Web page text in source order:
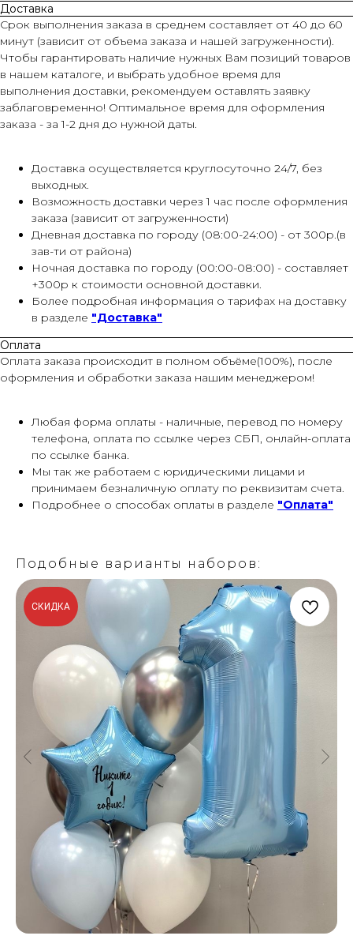
Доставка
Срок выполнения заказа в среднем составляет от 40 до 60
минут (зависит от объема заказа и нашей загруженности).
Чтобы гарантировать наличие нужных Вам позиций товаров
в нашем каталоге, и выбрать удобное время для
выполнения доставки, рекомендуем оставлять заявку
заблаговременно! Оптимальное время для оформления
заказа - за 1-2 дня до нужной даты.
Доставка осуществляется круглосуточно 24/7, без
выходных.
Возможность доставки через 1 час после оформления
заказа (зависит от загруженности)
Дневная доставка по городу (08:00-24:00) - от 300р.(в
зав-ти от района)
Ночная доставка по городу (00:00-08:00) - составляет
+300р к стоимости основной доставки.
Более подробная информация о тарифах на доставку
в разделе "Доставка"
Оплата
Оплата заказа происходит в полном объёме(100%), после
оформления и обработки заказа нашим менеджером!
Любая форма оплаты - наличные, перевод по номеру
телефона, оплата по ссылке через СБП, онлайн-оплата
по ссылке банка.
Мы так же работаем с юридическими лицами и
принимаем безналичную оплату по реквизитам счета.
Подробнее о способах оплаты в разделе "Оплата"
Подобные варианты наборов:
СКИДКА